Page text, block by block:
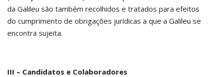
da Galileu são também recolhidos e tratados para efeitos
do cumprimento de obrigações jurídicas a que a Galileu se
encontra sujeita.
III – Candidatos e Colaboradores